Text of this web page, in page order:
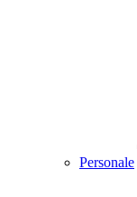
Personale